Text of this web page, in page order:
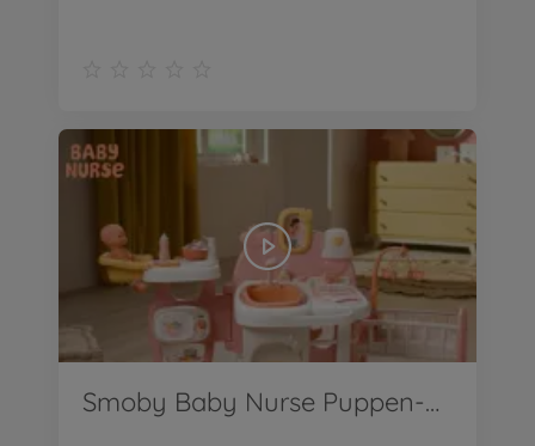
Smoby Baby Nurse Puppen-Spielcenter